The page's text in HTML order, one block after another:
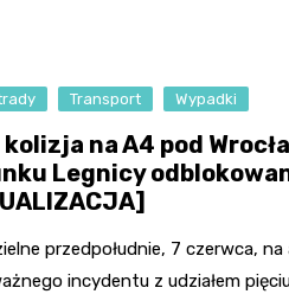
we
Apteka
Transport Wypadki
kolizja na A4 pod
Legnicy
przedpołudnie, 7 czerwca,
incydentu z udziałem